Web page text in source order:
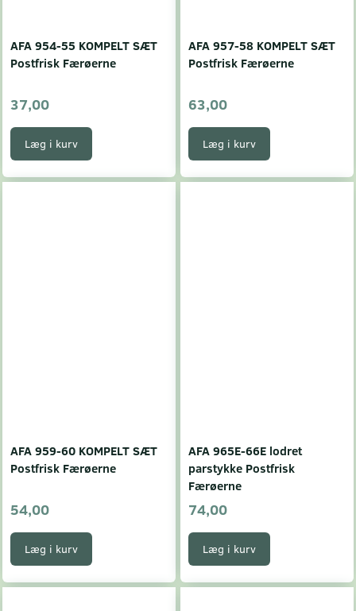
AFA 954-55 KOMPELT SÆT
Postfrisk Færøerne
37,00
Læg i kurv
AFA 957-58 KOMPELT SÆT
Postfrisk Færøerne
63,00
Læg i kurv
AFA 959-60 KOMPELT SÆT
Postfrisk Færøerne
54,00
Læg i kurv
AFA 965E-66E lodret
parstykke Postfrisk
Færøerne
74,00
Læg i kurv